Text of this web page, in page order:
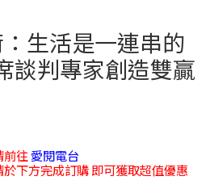
生活是一連串的
談判專家創造雙贏
前往 愛閱電台
下方完成訂購 即可獲取超值優惠